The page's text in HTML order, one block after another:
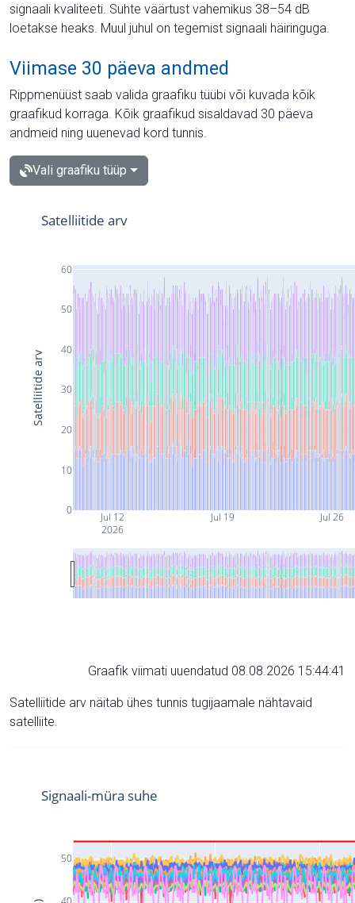
signaali kvaliteeti. Suhte väärtust vahemikus 38–54 dB
loetakse heaks. Muul juhul on tegemist signaali häiringuga.
Viimase 30 päeva andmed
Rippmenüüst saab valida graafiku tüübi või kuvada kõik
graafikud korraga. Kõik graafikud sisaldavad 30 päeva
andmeid ning uuenevad kord tunnis.
Vali graafiku tüüp
Jul 12
2026
Jul 19 Jul 26
0
10
20
30
40
50
60
Satelliitide arv
Satelliitide arv
Graafik viimati uuendatud 08.08.2026 15:44:41
Satelliitide arv näitab ühes tunnis tugijaamale nähtavaid
satelliite.
50
Signaali-müra suhe